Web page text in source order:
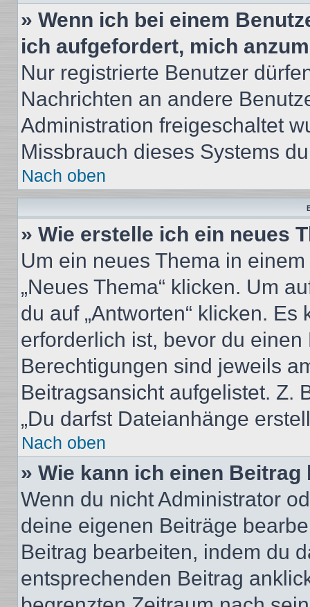
» Wenn ich bei einem
ich aufgefordert, mich
Nur registrierte Benutzer
Nachrichten an andere
Administration freigeschaltet
Missbrauch dieses Systems
Nach oben
» Wie erstelle ich ein neues
Um ein neues Thema in
„Neues Thema“ klicken. Um
du auf „Antworten“ klicken.
erforderlich ist, bevor du
Berechtigungen sind jeweils
Beitragsansicht aufgelistet. Z.
„Du darfst Dateianhänge
Nach oben
» Wie kann ich einen
Wenn du nicht Administrator
deine eigenen Beiträge
Beitrag bearbeiten, indem du
entsprechenden Beitrag